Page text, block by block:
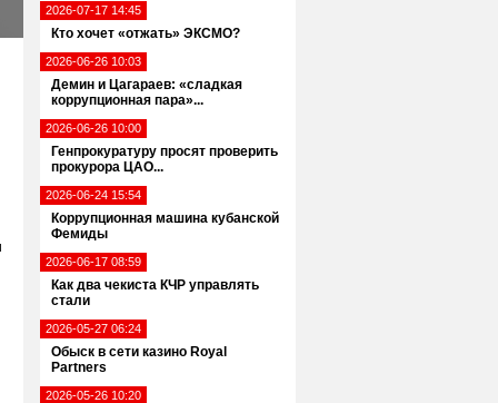
2026-07-17 14:45
Кто хочет «отжать» ЭКСМО?
2026-06-26 10:03
Демин и Цагараев: «сладкая
коррупционная пара»...
2026-06-26 10:00
Генпрокуратуру просят проверить
прокурора ЦАО...
2026-06-24 15:54
Коррупционная машина кубанской
Фемиды
2026-06-17 08:59
Как два чекиста КЧР управлять
стали
2026-05-27 06:24
Обыск в сети казино Royal
Partners
2026-05-26 10:20